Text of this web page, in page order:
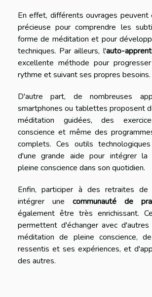
En effet, différents ouvrages peuvent
précieuse pour comprendre les
forme de méditation et pour
techniques. Par ailleurs, l'auto-
excellente méthode pour
rythme et suivant ses propres besoins.
D'autre part, de nombreuses
smartphones ou tablettes proposent
méditation guidées, des
conscience et même des
complets. Ces outils
d'une grande aide pour intégrer la
pleine conscience dans son quotidien.
Enfin, participer à des retraites de
intégrer une communauté de
également être très enrichissant.
permettent d'échanger avec
méditation de pleine conscience,
ressentis et ses expériences, et
des autres.